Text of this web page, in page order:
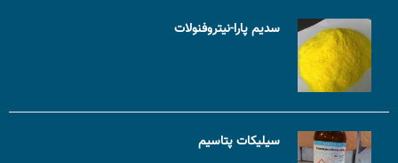
سدیم پارا-نیتروفنولات
سیلیکات پتاسیم